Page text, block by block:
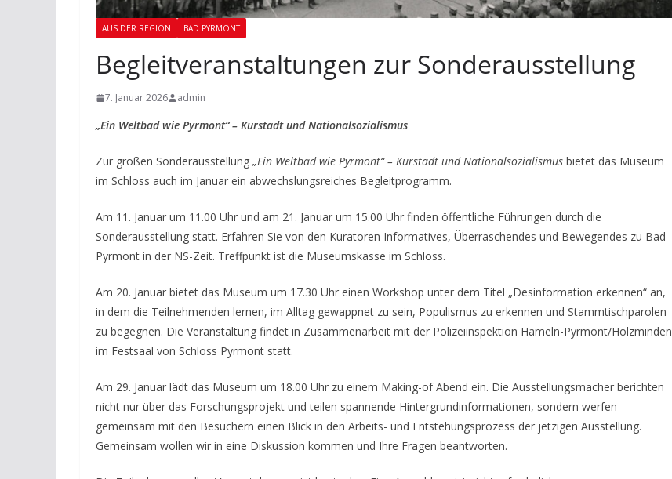
AUS DER REGION BAD PYRMONT
Begleitveranstaltungen zur Sonderausstellung
7. Januar 2026 admin
„Ein Weltbad wie Pyrmont“ – Kurstadt und Nationalsozialismus
Zur großen Sonderausstellung „Ein Weltbad wie Pyrmont“ – Kurstadt und Nationalsozialismus bietet das Museum
im Schloss auch im Januar ein abwechslungsreiches Begleitprogramm.
Am 11. Januar um 11.00 Uhr und am 21. Januar um 15.00 Uhr finden öffentliche Führungen durch die
Sonderausstellung statt. Erfahren Sie von den Kuratoren Informatives, Überraschendes und Bewegendes zu Bad
Pyrmont in der NS-Zeit. Treffpunkt ist die Museumskasse im Schloss.
Am 20. Januar bietet das Museum um 17.30 Uhr einen Workshop unter dem Titel „Desinformation erkennen“ an,
in dem die Teilnehmenden lernen, im Alltag gewappnet zu sein, Populismus zu erkennen und Stammtischparolen
zu begegnen. Die Veranstaltung findet in Zusammenarbeit mit der Polizeiinspektion Hameln-Pyrmont/Holzminden
im Festsaal von Schloss Pyrmont statt.
Am 29. Januar lädt das Museum um 18.00 Uhr zu einem Making-of Abend ein. Die Ausstellungsmacher berichten
nicht nur über das Forschungsprojekt und teilen spannende Hintergrundinformationen, sondern werfen
gemeinsam mit den Besuchern einen Blick in den Arbeits- und Entstehungsprozess der jetzigen Ausstellung.
Gemeinsam wollen wir in eine Diskussion kommen und Ihre Fragen beantworten.